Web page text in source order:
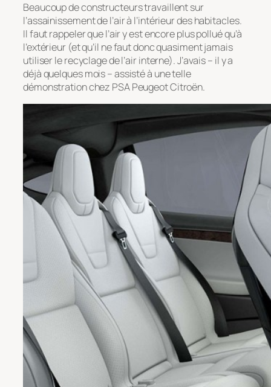
Beaucoup de constructeurs travaillent sur
l’assainissement de l’air à l’intérieur des habitacles.
Il faut rappeler que l’air y est encore plus pollué qu’à
l’extérieur (et qu’il ne faut donc quasiment jamais
utiliser le recyclage de l’air interne). J’avais – il y a
déjà quelques mois – assisté à une telle
démonstration chez PSA Peugeot Citroën.